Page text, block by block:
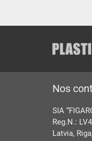
Nos
SIA
Reg.N.:
Latvia,